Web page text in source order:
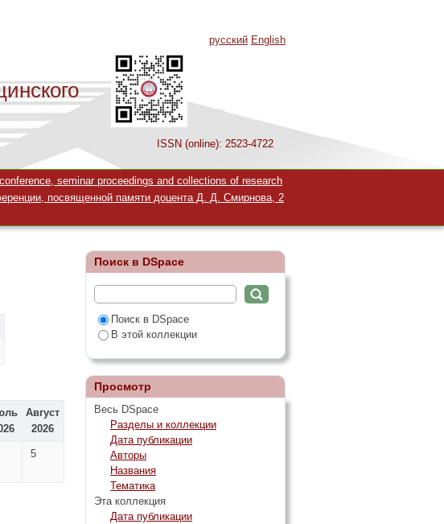
ISSN (online): 2523-4722
русский English
seminar proceedings and collections of research
посвященной памяти доцента Д. Д. Смирнова, 2
Август
2026
5
Поиск в DSpace
Поиск в DSpace
В этой коллекции
Просмотр
Весь DSpace
Разделы и коллекции
Дата публикации
Авторы
Названия
Тематика
Эта коллекция
Дата публикации